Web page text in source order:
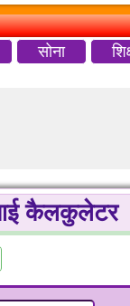
सोना
कैलकुलेटर